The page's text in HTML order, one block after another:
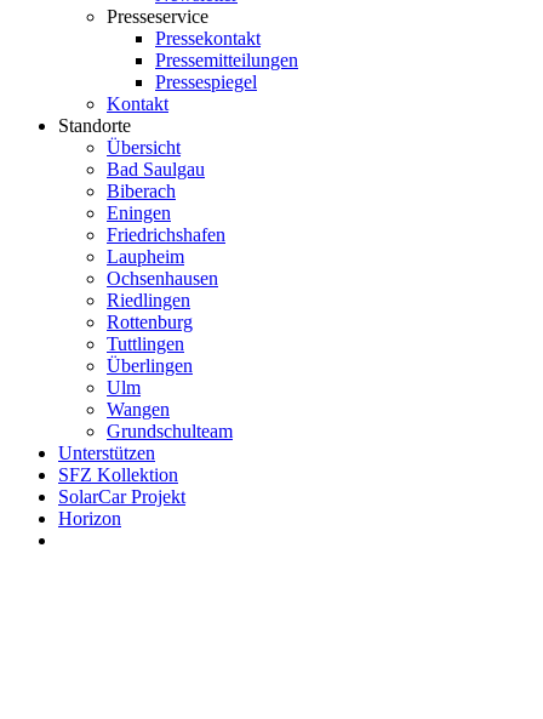
Presseservice
Pressekontakt
Pressemitteilungen
Pressespiegel
Kontakt
Standorte
Übersicht
Bad Saulgau
Biberach
Eningen
Friedrichshafen
Laupheim
Ochsenhausen
Riedlingen
Rottenburg
Tuttlingen
Überlingen
Ulm
Wangen
Grundschulteam
Unterstützen
SFZ Kollektion
SolarCar Projekt
Horizon